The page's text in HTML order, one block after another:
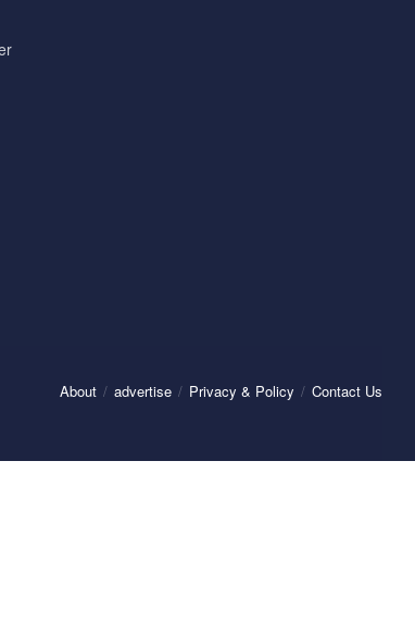
About advertise Privacy & Policy Contact Us